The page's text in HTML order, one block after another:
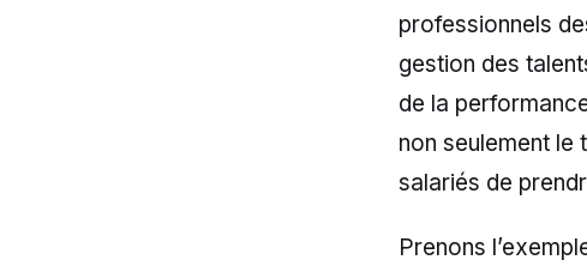
professionnels
gestion des
de la
non seulement le
salariés de
Prenons